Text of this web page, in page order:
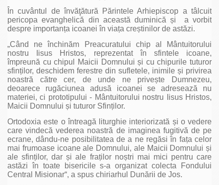
În cuvântul de învăţătură Părintele Arhiepiscop a tâlcuit
pericopa evanghelică din această duminică și a vorbit
despre importanța icoanei în viața creștinilor de astăzi.
„Când ne închinăm Preacuratului chip al Mântuitorului
nostru Iisus Hristos, reprezentat în sfintele icoane,
împreună cu chipul Maicii Domnului și cu chipurile tuturor
sfinților, deschidem ferestre din sufletele, inimile și privirea
noastră către cer, de unde ne privește Dumnezeu,
deoarece rugăciunea adusă icoanei se adresează nu
materiei, ci prototipului - Mântuitorului nostru Iisus Hristos,
Maicii Domnului și tuturor Sfinților.
Ortodoxia este o întreagă liturghie interiorizată și o vedere
care vindecă vederea noastră de imaginea fugitivă de pe
ecrane, dându-ne posibilitatea de a ne regăsi în fața celor
mai frumoase icoane ale Domnului, ale Maicii Domnului și
ale sfinților, dar și ale fraților noștri mai mici pentru care
astăzi în toate bisericile s-a organizat colecta Fondului
Central Misionar“, a spus chiriarhul Dunării de Jos.